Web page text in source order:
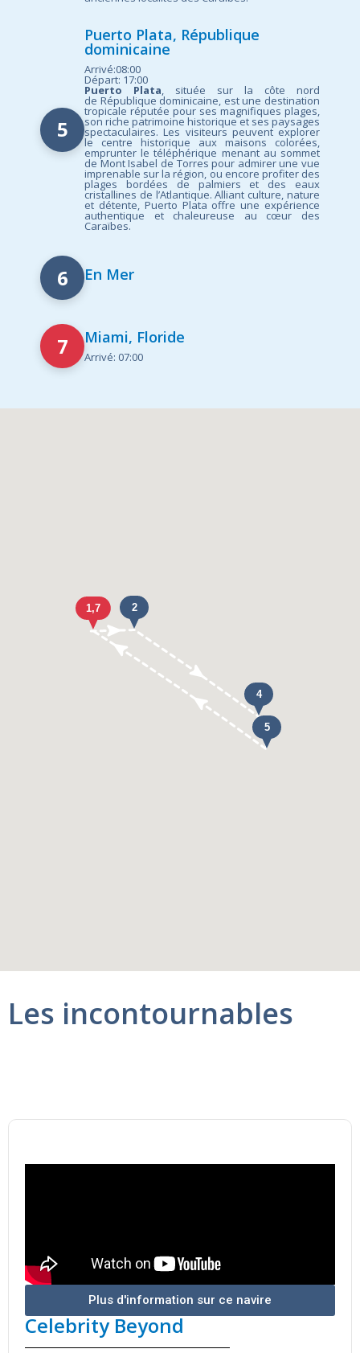
5
Puerto Plata, République
dominicaine
Arrivé:08:00
Départ: 17:00
Puerto Plata, située sur la côte nord
de République dominicaine, est une destination
tropicale réputée pour ses magnifiques plages,
son riche patrimoine historique et ses paysages
spectaculaires. Les visiteurs peuvent explorer
le centre historique aux maisons colorées,
emprunter le téléphérique menant au sommet
de Mont Isabel de Torres pour admirer une vue
imprenable sur la région, ou encore profiter des
plages bordées de palmiers et des eaux
cristallines de l’Atlantique. Alliant culture, nature
et détente, Puerto Plata offre une expérience
authentique et chaleureuse au cœur des
Caraïbes.
6 En Mer
7 Miami, Floride
Arrivé: 07:00
Les incontournables
Plus d'information sur ce navire
Celebrity Beyond